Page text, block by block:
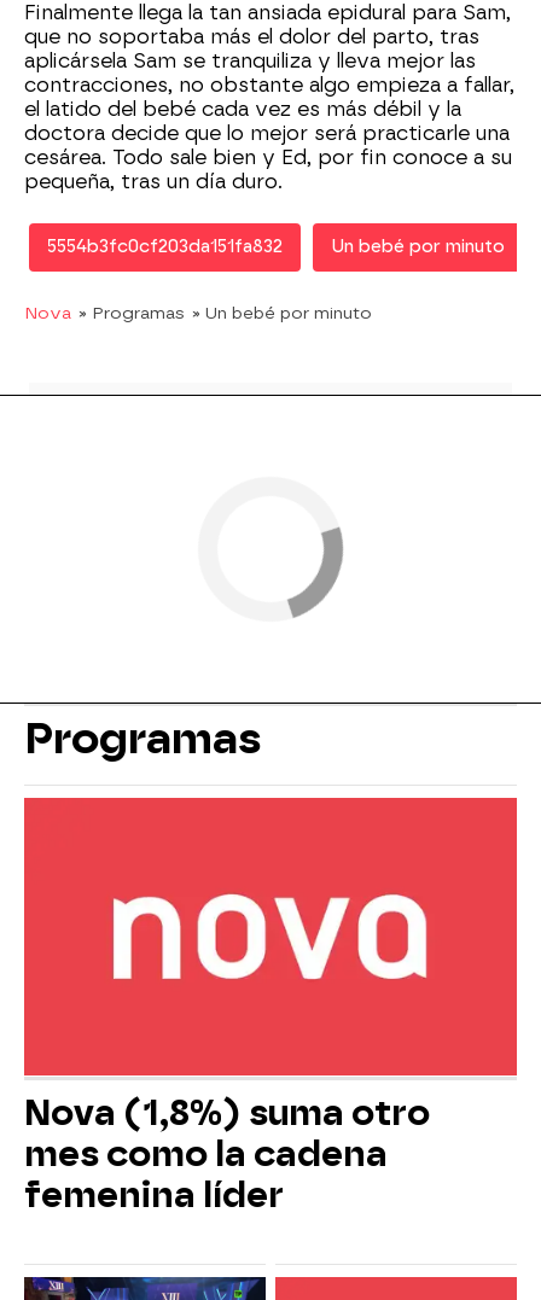
Finalmente llega la tan ansiada epidural para Sam,
que no soportaba más el dolor del parto, tras
aplicársela Sam se tranquiliza y lleva mejor las
contracciones, no obstante algo empieza a fallar,
el latido del bebé cada vez es más débil y la
doctora decide que lo mejor será practicarle una
cesárea. Todo sale bien y Ed, por fin conoce a su
pequeña, tras un día duro.
5554b3fc0cf203da151fa832 Un bebé por minuto
Nova » Programas » Un bebé por minuto
Programas
Nova (1,8%) suma otro
mes como la cadena
femenina líder